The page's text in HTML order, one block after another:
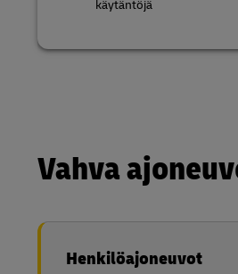
käytäntöjä
Vahva
Henkilöajoneuvot